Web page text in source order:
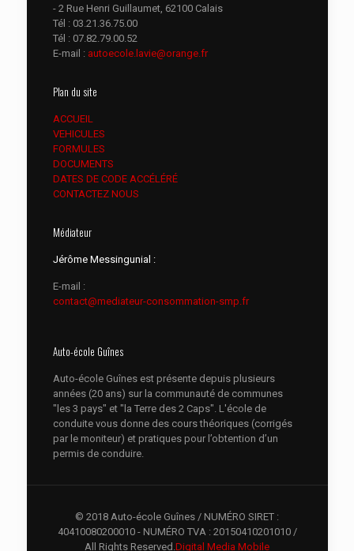
- 2 Rue Henri Guillaumet, 62100 Calais
Tél : 03.21.36.75.00
Tél : 07.82.79.00.52
E-mail : autoecole.lavie@orange.fr
Plan du site
ACCUEIL
VEHICULES
FORMULES
DOCUMENTS
DATES DE CODE ACCÉLÉRÉ
CONTACTEZ NOUS
Médiateur
Jérôme Messingunial :
E-mail :
contact@mediateur-consommation-smp.fr
Auto-école Guînes
Auto-école Guînes est présente depuis plusieurs
années (20 ans) sur la communauté de communes
"les 3 pays" et "la Terre des 2 Caps". L'école de
conduite vous donne des cours théoriques (corrigés
par le moniteur) et pratiques pour l’obtention d’un
permis de conduire.
© 2018 Auto-école Guînes / NUMÉRO SIRET :
40410080200010 - NUMÉRO TVA : 20150410201010 /
All Rights Reserved.Digital Media Mobile